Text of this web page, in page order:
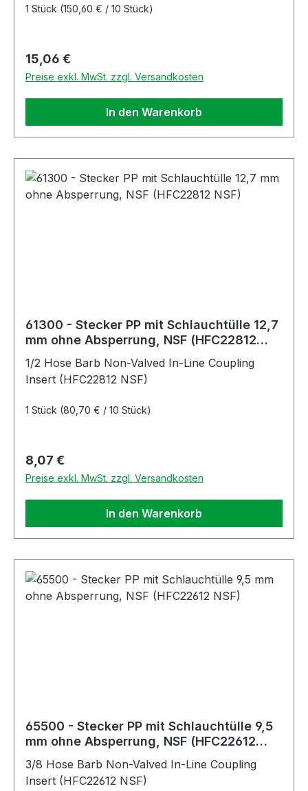
1 Stück (150,60 € / 10 Stück)
Regulärer Preis:
15,06 €
Preise exkl. MwSt. zzgl. Versandkosten
In den Warenkorb
61300 - Stecker PP mit Schlauchtülle 12,7
mm ohne Absperrung, NSF (HFC22812
1/2 Hose Barb Non-Valved In-Line Coupling
Insert (HFC22812 NSF)
1 Stück (80,70 € / 10 Stück)
Regulärer Preis:
8,07 €
Preise exkl. MwSt. zzgl. Versandkosten
In den Warenkorb
65500 - Stecker PP mit Schlauchtülle 9,5
mm ohne Absperrung, NSF (HFC22612
3/8 Hose Barb Non-Valved In-Line Coupling
Insert (HFC22612 NSF)